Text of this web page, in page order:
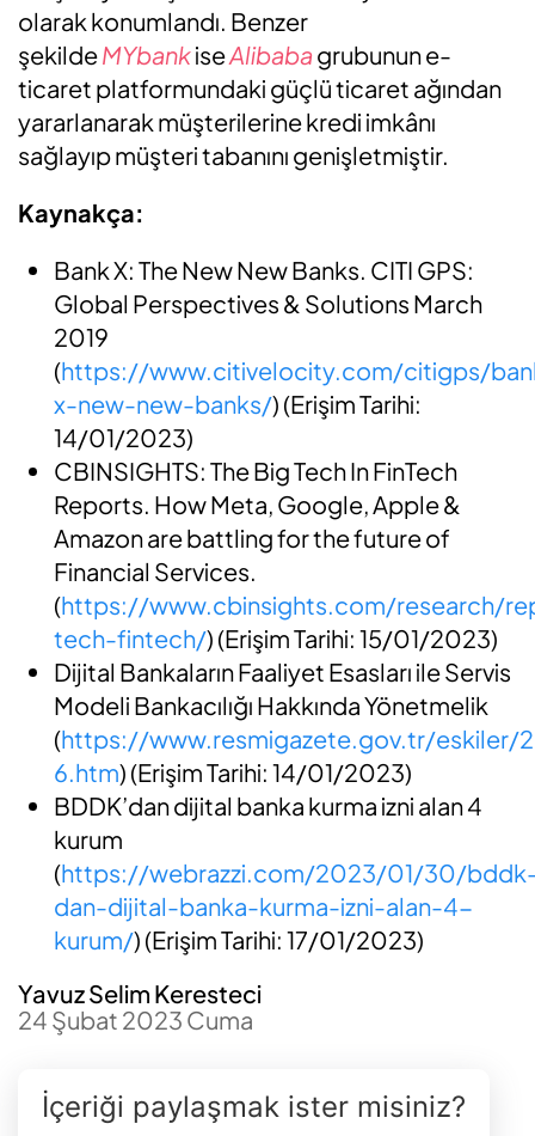
olarak konumlandı. Benzer
şekildeMYbankiseAlibabagrubunun e-
ticaret platformundaki güçlü ticaret ağından
yararlanarak müşterilerine kredi imkânı
sağlayıp müşteri tabanını genişletmiştir.
Kaynakça:
Bank X: The New New Banks. CITI GPS:
Global Perspectives & Solutions March
2019
(https://www.citivelocity.com/citigps/
x-new-new-banks/) (Erişim Tarihi:
14/01/2023)
CBINSIGHTS: The Big Tech In FinTech
Reports. How Meta, Google, Apple &
Amazon are battling for the future of
Financial Services.
(https://www.cbinsights.com/research/
tech-fintech/) (Erişim Tarihi: 15/01/2023)
Dijital Bankaların Faaliyet Esasları ile Servis
Modeli Bankacılığı Hakkında Yönetmelik
(https://www.resmigazete.gov.tr/eskiler/
6.htm) (Erişim Tarihi: 14/01/2023)
BDDK’dan dijital banka kurma izni alan 4
kurum
(https://webrazzi.com/2023/01/30/
dan-dijital-banka-kurma-izni-alan-4-
kurum/) (Erişim Tarihi: 17/01/2023)
Yavuz Selim Keresteci
24 Şubat 2023 Cuma
İçeriği paylaşmak ister misiniz?